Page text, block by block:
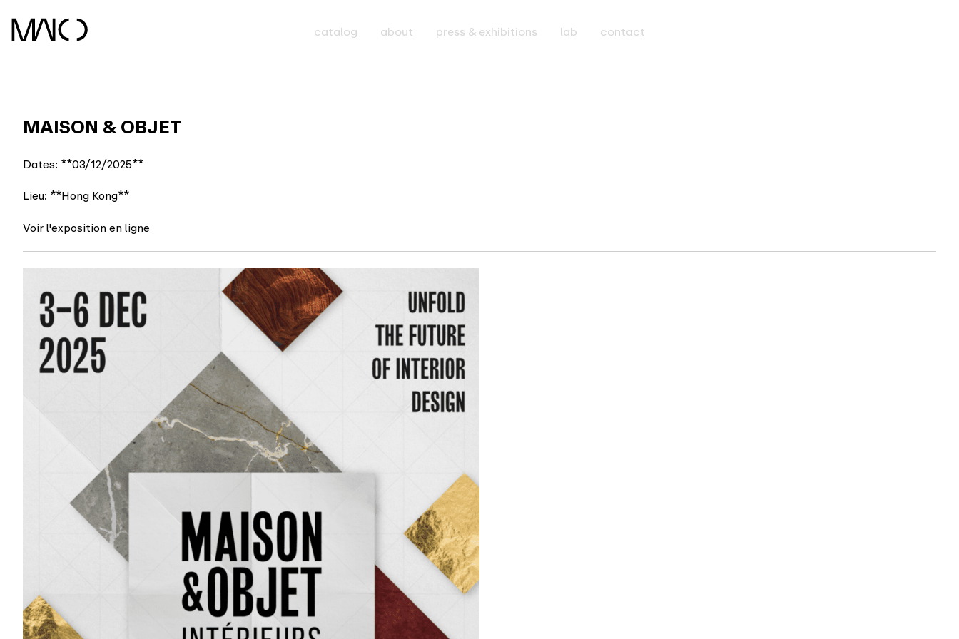
content
catalog about press & exhibitions lab contact
MAISON & OBJET
Dates: **03/12/2025**
Lieu: **Hong Kong**
Voir l'exposition en ligne